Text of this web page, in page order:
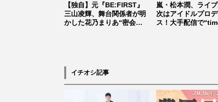
【独自】元『BE:FIRST』
三山凌輝、舞台関係者が明
かした花乃まりあ“密会報
嵐・松本潤、ライ
次はアイドルプロ
ス！大手配信で
イチオシ記事